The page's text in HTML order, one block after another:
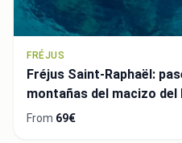
FRÉJUS
Fréjus Saint-Raphaël:
montañas del macizo del
From 69€